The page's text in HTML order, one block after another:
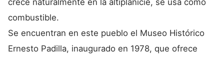
crece naturalmente en la altiplanicie, se usa como
combustible.
Se encuentran en este pueblo el Museo Histórico
Ernesto Padilla, inaugurado en 1978, que ofrece